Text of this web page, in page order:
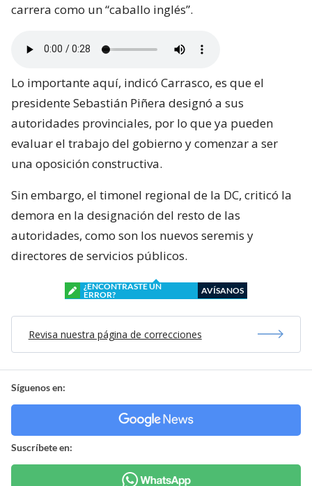
carrera como un “caballo inglés”.
Lo importante aquí, indicó Carrasco, es que el
presidente Sebastián Piñera designó a sus
autoridades provinciales, por lo que ya pueden
evaluar el trabajo del gobierno y comenzar a ser
una oposición constructiva.
Sin embargo, el timonel regional de la DC, criticó la
demora en la designación del resto de las
autoridades, como son los nuevos seremis y
directores de servicios públicos.
¿ENCONTRASTE UN
ERROR?
AVÍSANOS
Revisa nuestra página de correcciones
Síguenos en:
Suscríbete en: